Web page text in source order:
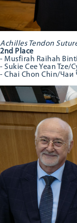
Achilles Tendon
2nd Place
- Musfirah Raihah
- Sukie Cee Yean
- Chai Chon Chin/